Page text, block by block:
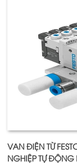
VAN ĐIỆN TỪ
NGHIỆP TỰ